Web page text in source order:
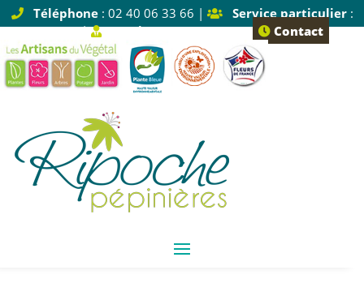
Téléphone: 02 40 06 33 66 | Service particulier:
Tapez 1 |
Service pro: Tapez 2 Contact